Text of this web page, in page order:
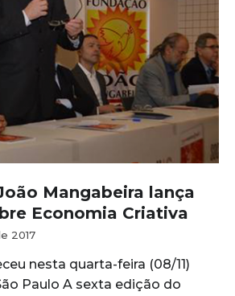
Mangabeira lança
Economia Criativa
2017
nesta quarta-feira (08/11)
Paulo A sexta edição do